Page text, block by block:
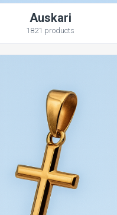
Auskari
1821 products